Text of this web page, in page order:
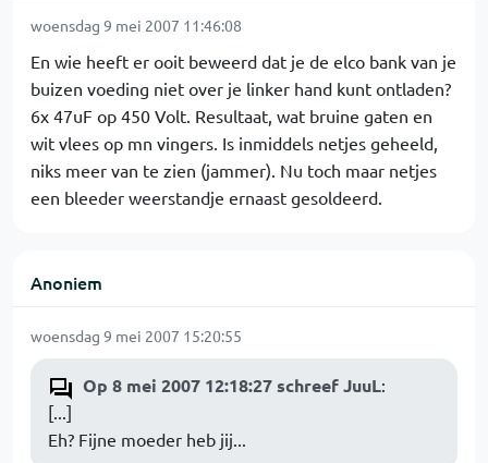
woensdag 9 mei 2007 11:46:08
En wie heeft er ooit beweerd dat je de elco bank van je
buizen voeding niet over je linker hand kunt ontladen?
6x 47uF op 450 Volt. Resultaat, wat bruine gaten en
wit vlees op mn vingers. Is inmiddels netjes geheeld,
niks meer van te zien (jammer). Nu toch maar netjes
een bleeder weerstandje ernaast gesoldeerd.
Anoniem
woensdag 9 mei 2007 15:20:55
Op 8 mei 2007 12:18:27 schreef JuuL:
[...]
Eh? Fijne moeder heb jij...